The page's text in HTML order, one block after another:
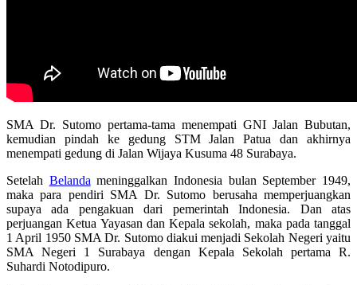
SMA Dr. Sutomo pertama-tama menempati GNI Jalan Bubutan,
kemudian pindah ke gedung STM Jalan Patua dan akhirnya
menempati gedung di Jalan Wijaya Kusuma 48 Surabaya.
Setelah Belanda meninggalkan Indonesia bulan September 1949,
maka para pendiri SMA Dr. Sutomo berusaha memperjuangkan
supaya ada pengakuan dari pemerintah Indonesia. Dan atas
perjuangan Ketua Yayasan dan Kepala sekolah, maka pada tanggal
1 April 1950 SMA Dr. Sutomo diakui menjadi Sekolah Negeri yaitu
SMA Negeri 1 Surabaya dengan Kepala Sekolah pertama R.
Suhardi Notodipuro.